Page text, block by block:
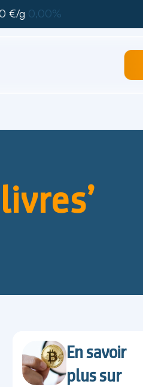
€/g 0,00%
En savoir
plus sur